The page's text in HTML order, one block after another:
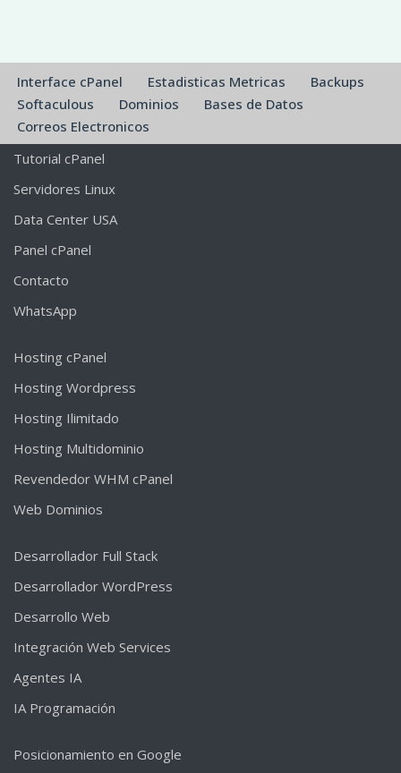
Interface cPanel Estadisticas Metricas
Backups
Softaculous
Dominios
Bases de Datos
Correos Electronicos
Tutorial cPanel
Servidores Linux
Data Center USA
Panel cPanel
Contacto
WhatsApp
Hosting cPanel
Hosting Wordpress
Hosting Ilimitado
Hosting Multidominio
Revendedor WHM cPanel
Web Dominios
Desarrollador Full Stack
Desarrollador WordPress
Desarrollo Web
Integración Web Services
Agentes IA
IA Programación
Posicionamiento en Google